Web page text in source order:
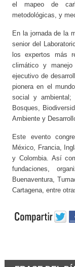
el mapeo de
metodológicas, y
En la jornada de la
senior del
los expertos más
climático y manejo
ejecutivo de
pionera en el
social y
Bosques,
Ambiente y
Este evento
México, Francia,
y Colombia. Así
fundaciones,
Buenaventura,
Cartagena, entre